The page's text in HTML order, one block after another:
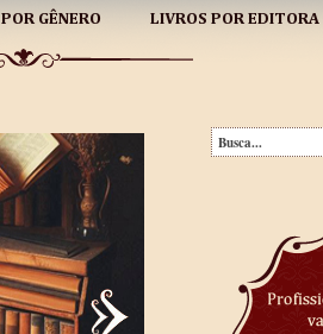
GÊNERO LIVROS POR EDITORA